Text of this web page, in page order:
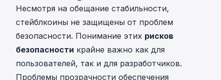
Несмотря на обещание стабильности,
стейблкоины не защищены от проблем
безопасности. Понимание этих рисков
безопасности крайне важно как для
пользователей, так и для разработчиков.
Проблемы прозрачности обеспечения